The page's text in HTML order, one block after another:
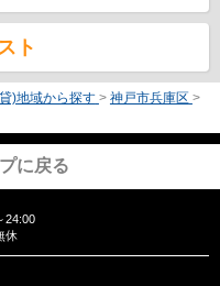
ト
)地域から探す > 神戸市兵庫区 >
に戻る
24:00
休